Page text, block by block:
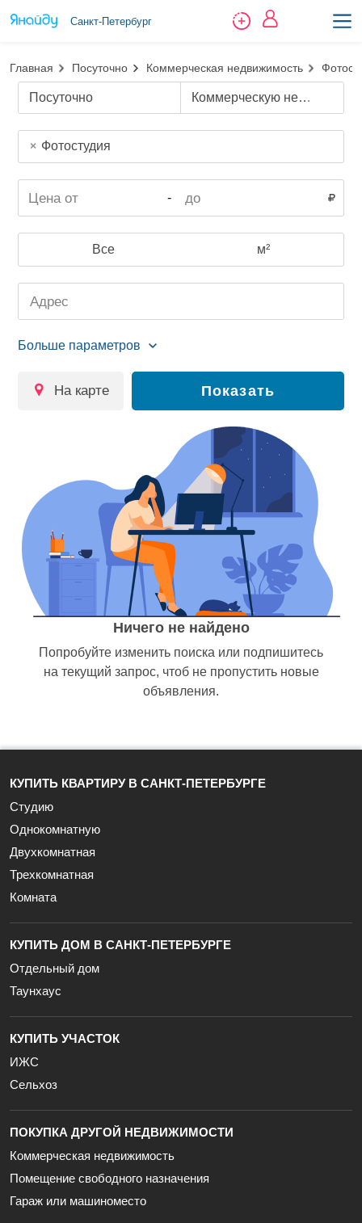
Санкт-Петербург
Главная Посуточно Коммерческая недвижимость
Посуточно Коммерческую недвижимость
Фотостудия
-
Все м²
на карте Показать
Ничего не найдено
Попробуйте изменить поиска или подпишитесь
на текущий запрос, чтоб не пропустить новые
объявления.
КУПИТЬ КВАРТИРУ В САНКТ-ПЕТЕРБУРГЕ
Студию
Однокомнатную
Двухкомнатная
Трехкомнатная
Комната
КУПИТЬ ДОМ В САНКТ-ПЕТЕРБУРГЕ
Отдельный дом
Таунхаус
КУПИТЬ УЧАСТОК
ИЖС
Сельхоз
ПОКУПКА ДРУГОЙ НЕДВИЖИМОСТИ
Коммерческая недвижимость
Помещение свободного назначения
Гараж или машиноместо